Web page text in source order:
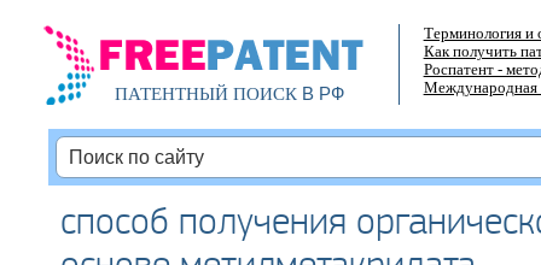
ПАТЕНТНЫЙ ПОИСКВ РФ
Терминология и
Как получить
Роспатент -
Международная
способ получения